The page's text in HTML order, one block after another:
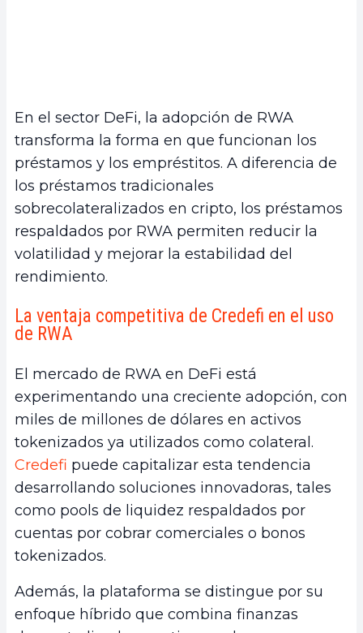
En el sector DeFi, la adopción de RWA
transforma la forma en que funcionan los
préstamos y los empréstitos. A diferencia de
los préstamos tradicionales
sobrecolateralizados en cripto, los préstamos
respaldados por RWA permiten reducir la
volatilidad y mejorar la estabilidad del
rendimiento.
La ventaja competitiva de Credefi en el uso
de RWA
El mercado de RWA en DeFi está
experimentando una creciente adopción, con
miles de millones de dólares en activos
tokenizados ya utilizados como colateral.
Credefi puede capitalizar esta tendencia
desarrollando soluciones innovadoras, tales
como pools de liquidez respaldados por
cuentas por cobrar comerciales o bonos
tokenizados.
Además, la plataforma se distingue por su
enfoque híbrido que combina finanzas